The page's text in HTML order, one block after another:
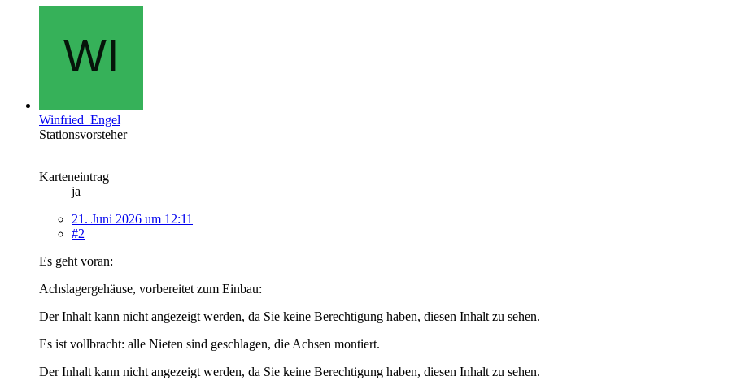
Winfried_Engel
Stationsvorsteher
Karteneintrag
ja
21. Juni 2026 um 12:11
#2
Es geht voran:
Achslagergehäuse, vorbereitet zum Einbau:
Der Inhalt kann nicht angezeigt werden, da Sie keine Berechtigung haben, diesen Inhalt zu sehen.
Es ist vollbracht: alle Nieten sind geschlagen, die Achsen montiert.
Der Inhalt kann nicht angezeigt werden, da Sie keine Berechtigung haben, diesen Inhalt zu sehen.